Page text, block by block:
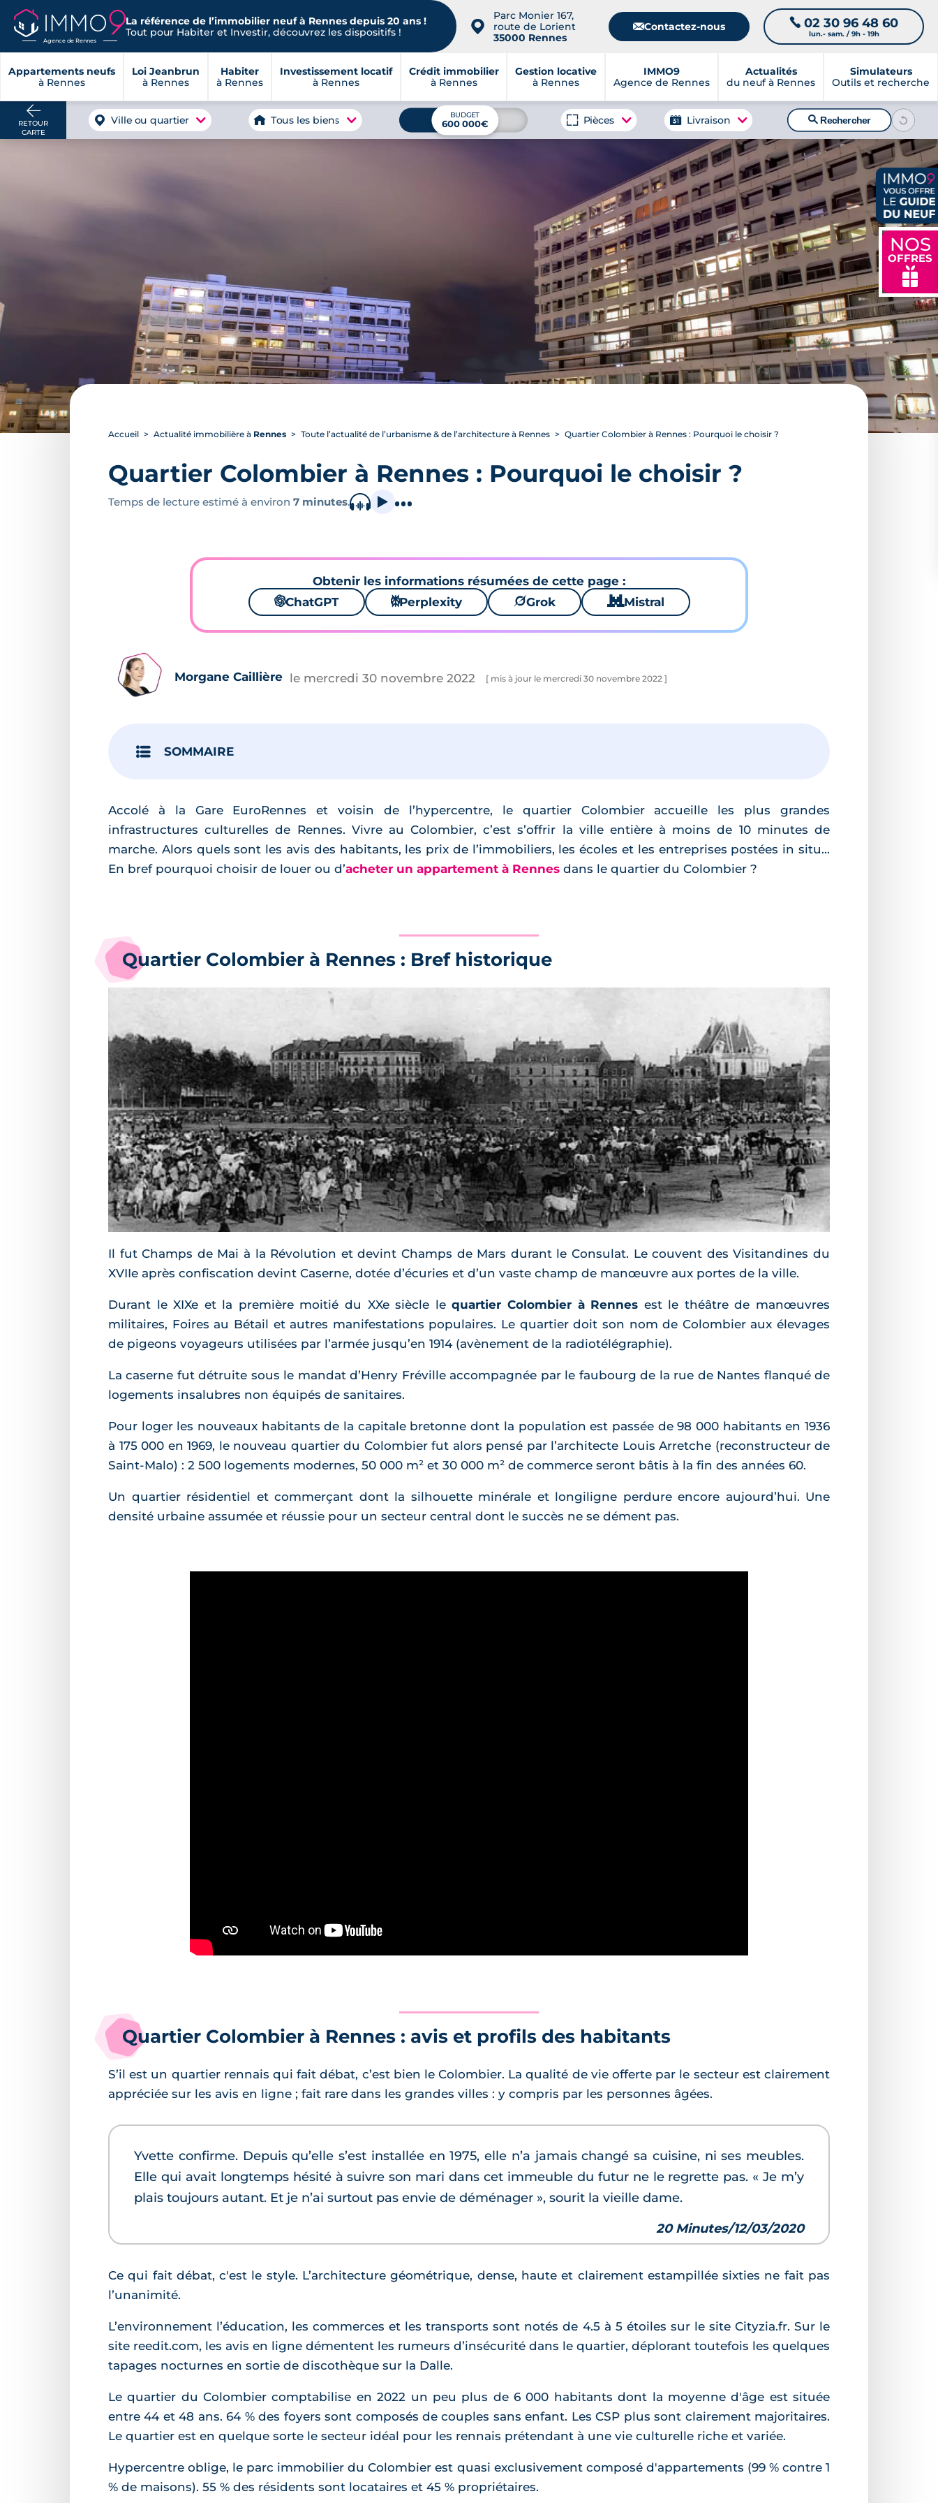
Agence de Rennes
La référence de l’immobilier neuf à Rennes depuis 20 ans !
Tout pour Habiter et Investir, découvrez les dispositifs !
📍
Parc Monier 167,
route de Lorient
35000 Rennes
📧Contactez-nous 📞 02 30 96 48 60
lun.- sam. / 9h - 19h
Appartements neufs
à Rennes
Loi Jeanbrun
à Rennes
Habiter
à Rennes
Investissement locatif
à Rennes
Crédit immobilier
à Rennes
Gestion locative
à Rennes
IMMO9
Agence de Rennes
Actualités
du neuf à Rennes
Simulateurs
Outils et recherche
NOS
OFFRES
🎁
RETOUR
CARTE
Ville ou quartier Tous les biens BUDGET
600 000€ Pièces Livraison 🔍Rechercher
Accueil Actualité immobilière à Rennes Toute l’actualité de l’urbanisme & de l’architecture à Rennes Quartier Colombier à Rennes : Pourquoi le choisir ?
Quartier Colombier à Rennes : Pourquoi le choisir ?
Temps de lecture estimé à environ 7 minutes.
Obtenir les informations résumées de cette page :
🌌ChatGPT ⚙Perplexity 🪐Grok 🐱 Mistral
Morgane Caillière le mercredi 30 novembre 2022 [ mis à jour le mercredi 30 novembre 2022 ]
SOMMAIRE
Accolé à la Gare EuroRennes et voisin de l’hypercentre, le quartier Colombier accueille les plus grandes
infrastructures culturelles de Rennes. Vivre au Colombier, c’est s’offrir la ville entière à moins de 10 minutes de
marche. Alors quels sont les avis des habitants, les prix de l’immobiliers, les écoles et les entreprises postées in situ...
En bref pourquoi choisir de louer ou d’acheter un appartement à Rennes dans le quartier du Colombier ?
Quartier Colombier à Rennes : Bref historique
Il fut Champs de Mai à la Révolution et devint Champs de Mars durant le Consulat. Le couvent des Visitandines du
XVIIe après confiscation devint Caserne, dotée d’écuries et d’un vaste champ de manœuvre aux portes de la ville.
Durant le XIXe et la première moitié du XXe siècle lequartier Colombier à Rennes est le théâtre de manœuvres
militaires, Foires au Bétail et autres manifestations populaires. Le quartier doit son nom de Colombier aux élevages
de pigeons voyageurs utilisées par l’armée jusqu’en 1914 (avènement de la radiotélégraphie).
La caserne fut détruite sous le mandat d’Henry Fréville accompagnée par le faubourg de la rue de Nantes flanqué de
logements insalubres non équipés de sanitaires.
Pour loger les nouveaux habitants de la capitale bretonne dont la population est passée de 98 000 habitants en 1936
à 175 000 en 1969, le nouveau quartier du Colombier fut alors pensé par l’architecte Louis Arretche (reconstructeur de
Saint-Malo) : 2 500 logements modernes, 50 000 m² et 30 000 m² de commerce seront bâtis à la fin des années 60.
Un quartier résidentiel et commerçant dont la silhouette minérale et longiligne perdure encore aujourd’hui. Une
densité urbaine assumée et réussie pour un secteur central dont le succès ne se dément pas.
Quartier Colombier à Rennes : avis et profils des habitants
S’il est un quartier rennais qui fait débat, c’est bien le Colombier. La qualité de vie offerte par le secteur est clairement
appréciée sur les avis en ligne ; fait rare dans les grandes villes : y compris par les personnes âgées.
Yvette confirme. Depuis qu’elle s’est installée en 1975, elle n’a jamais changé sa cuisine, ni ses meubles.
Elle qui avait longtemps hésité à suivre son mari dans cet immeuble du futur ne le regrette pas. « Je m’y
plais toujours autant. Et je n’ai surtout pas envie de déménager », sourit la vieille dame.
20 Minutes/12/03/2020
Ce qui fait débat, c'est le style. L’architecture géométrique, dense, haute et clairement estampillée sixties ne fait pas
l’unanimité.
L’environnement l’éducation, les commerces et les transports sont notés de 4.5 à 5 étoiles sur le site Cityzia.fr. Sur le
site reedit.com, les avis en ligne démentent les rumeurs d’insécurité dans le quartier, déplorant toutefois les quelques
tapages nocturnes en sortie de discothèque sur la Dalle.
Le quartier du Colombier comptabilise en 2022 un peu plus de 6 000 habitants dont la moyenne d'âge est située
entre 44 et 48 ans. 64 % des foyers sont composés de couples sans enfant. Les CSP plus sont clairement majoritaires.
Le quartier est en quelque sorte le secteur idéal pour les rennais prétendant à une vie culturelle riche et variée.
Hypercentre oblige, le parc immobilier du Colombier est quasi exclusivement composé d'appartements (99 % contre 1
% de maisons). 55 % des résidents sont locataires et 45 % propriétaires.